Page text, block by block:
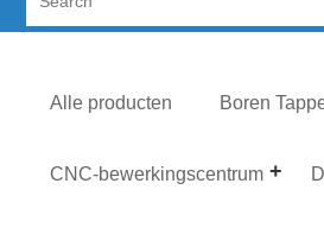
Alle producten Boren
CNC-bewerkingscentrum